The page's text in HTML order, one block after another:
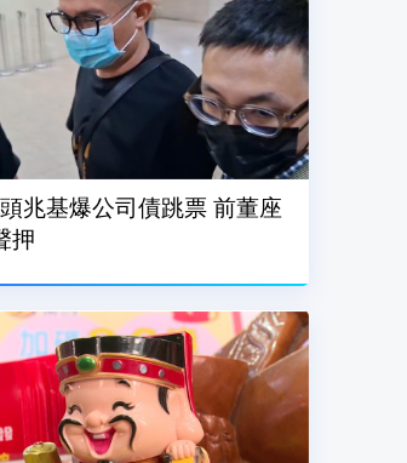
兆基爆公司債跳票 前董座
押